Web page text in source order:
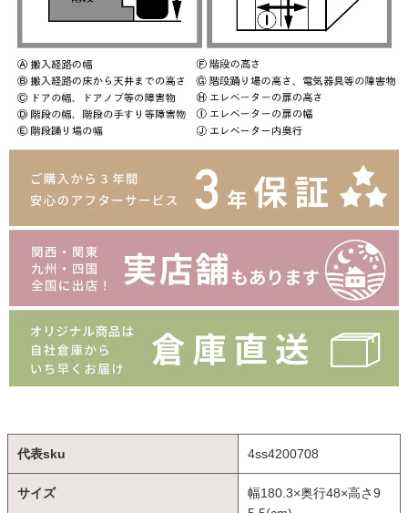
代表sku 4ss4200708
サイズ
幅180.3×奥行48×高さ9